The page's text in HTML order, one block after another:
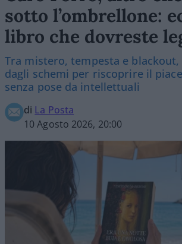
sotto l’ombrellone:
libro che dovreste
Tra mistero, tempesta e
dagli schemi per riscoprire il
senza pose da intellettuali
di La Posta
10 Agosto 2026, 20:00